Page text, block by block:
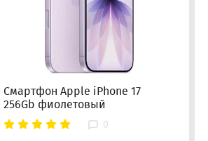
Смартфон Apple iPhone 17
256Gb фиолетовый
0